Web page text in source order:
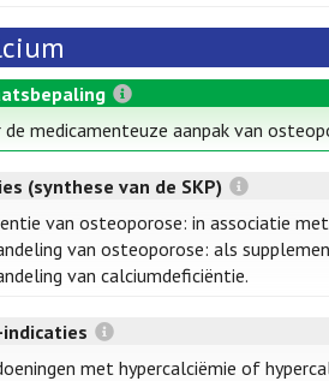
de medicamenteuze aanpak van
(synthese van de SKP)
van osteoporose: in associatie
van osteoporose: als
van calciumdeficiëntie.
met hypercalciëmie of